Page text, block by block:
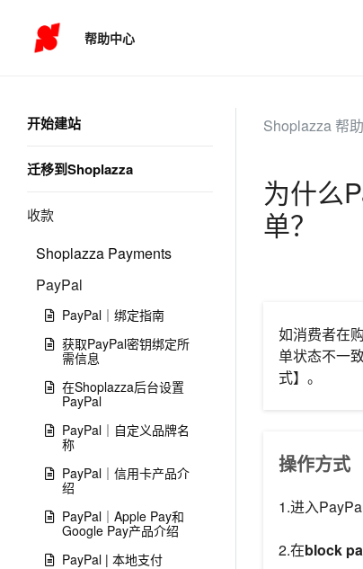
帮助中心
开始建站
迁移到Shoplazza
收款
Shoplazza Payments
PayPal
PayPal｜绑定指南
获取PayPal密钥绑定所
需信息
在Shoplazza后台设置
PayPal
PayPal｜自定义品牌名
称
PayPal｜信用卡产品介
绍
PayPal｜Apple Pay和
Google Pay产品介绍
PayPal | 本地支付
Shoplazza 帮
为什么
单？
如消费者在
单状态不一
式】。
操作方式
1.进入
2.在block